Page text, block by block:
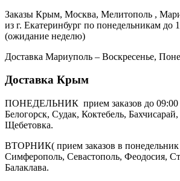
Заказы Крым, Москва, Мелитополь ,
из г. Екатеринбург по понедельникам
(ожидание неделю)
Доставка Мариуполь – Воскресенье,
Доставка Крым
ПОНЕДЕЛЬНИК прием заказов до 09:00
Белогорск, Судак, Коктебель,
Щебетовка.
ВТОРНИК( прием заказов в понедельник
Симферополь, Севастополь, Феодосия,
Балаклава.